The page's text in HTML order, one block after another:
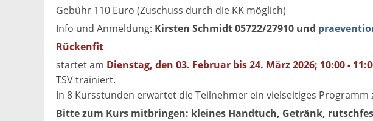
Gebühr 110 Euro (Zuschuss durch die KK möglich)
Info und Anmeldung: Kirsten Schmidt 05722/27910 und
Rückenfit
startet am Dienstag, den 03. Februar bis 24. März 2026; 10:00 -
TSV trainiert.
In 8 Kursstunden erwartet die Teilnehmer ein vielseitiges
Bitte zum Kurs mitbringen: kleines Handtuch, Getränk,